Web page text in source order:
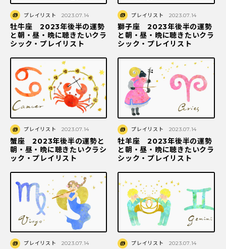
プレイリスト 2023.07.14
牡牛座 2023年後半の運勢
と朝・昼・晩に聴きたいクラ
シック・プレイリスト
プレイリスト 2023.07.14
獅子座 2023年後半の運勢
と朝・昼・晩に聴きたいクラ
シック・プレイリスト
プレイリスト 2023.07.14
蟹座 2023年後半の運勢と
朝・昼・晩に聴きたいクラシ
ック・プレイリスト
プレイリスト 2023.07.14
牡羊座 2023年後半の運勢
と朝・昼・晩に聴きたいクラ
シック・プレイリスト
プレイリスト 2023.07.14 プレイリスト 2023.07.14